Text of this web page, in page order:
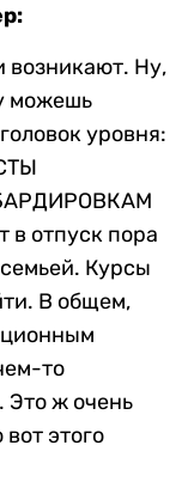
возникают. Ну,
можешь
уровня:
отпуск пора
Курсы
В общем,
то
Это ж очень
этого